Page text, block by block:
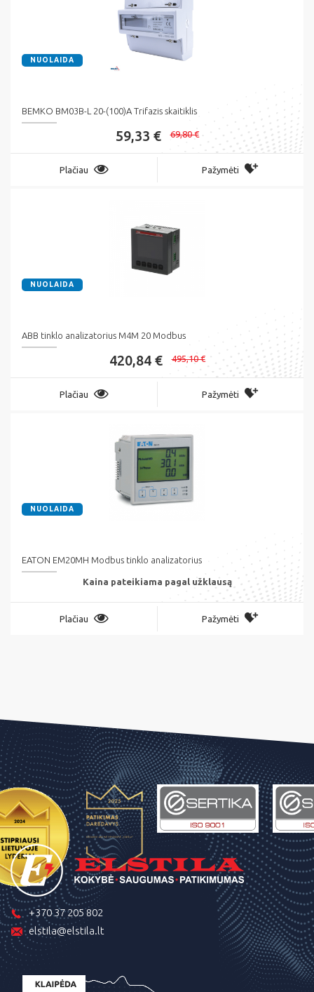
NUOLAIDA
BEMKO BM03B-L 20-(100)A Trifazis skaitiklis
59,33 € 69,80 €
Plačiau Pažymėti
NUOLAIDA
ABB tinklo analizatorius M4M 20 Modbus
420,84 € 495,10 €
Plačiau Pažymėti
NUOLAIDA
EATON EM20MH Modbus tinklo analizatorius
Kaina pateikiama pagal užklausą
Plačiau Pažymėti
+370 37 205 802
elstila@elstila.lt